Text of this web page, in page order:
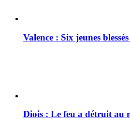
Valence : Six jeunes
Diois : Le feu a détruit au